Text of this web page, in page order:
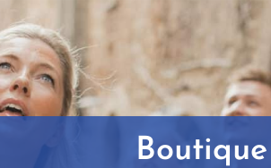
Boutique